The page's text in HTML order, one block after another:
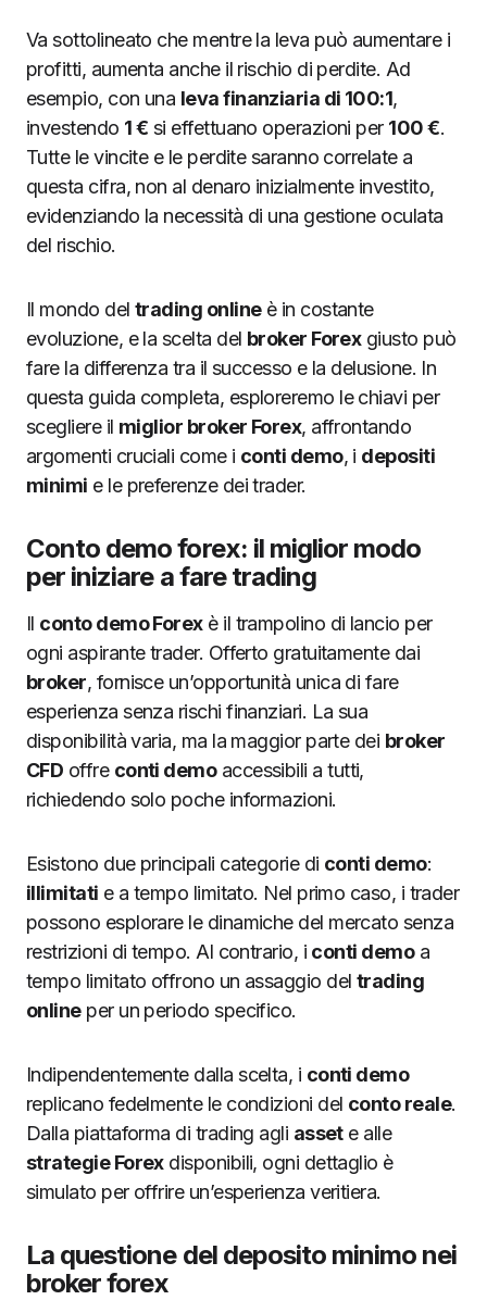
Va sottolineato che mentre la leva può aumentare i
profitti, aumenta anche il rischio di perdite. Ad
esempio, con una leva finanziaria di 100:1,
investendo 1 € si effettuano operazioni per 100 €.
Tutte le vincite e le perdite saranno correlate a
questa cifra, non al denaro inizialmente investito,
evidenziando la necessità di una gestione oculata
del rischio.
Il mondo del trading onlineè in costante
evoluzione, e la scelta del broker Forexgiusto può
fare la differenza tra il successo e la delusione. In
questa guida completa, esploreremo le chiavi per
scegliere il miglior broker Forex, affrontando
argomenti cruciali come i conti demo, i depositi
minimi e le preferenze dei trader.
Conto demo forex: il miglior modo
per iniziare a fare trading
Il conto demo Forexè il trampolino di lancio per
ogni aspirante trader. Offerto gratuitamente dai
broker, fornisce un’opportunità unica di fare
esperienza senza rischi finanziari. La sua
disponibilità varia, ma la maggior parte dei broker
CFD offre conti demoaccessibili a tutti,
richiedendo solo poche informazioni.
Esistono due principali categorie di conti demo:
illimitati e a tempo limitato. Nel primo caso, i trader
possono esplorare le dinamiche del mercato senza
restrizioni di tempo. Al contrario, i conti demoa
tempo limitato offrono un assaggio del trading
onlineper un periodo specifico.
Indipendentemente dalla scelta, i conti demo
replicano fedelmente le condizioni del conto reale.
Dalla piattaforma di trading agli assete alle
strategie Forexdisponibili, ogni dettaglio è
simulato per offrire un’esperienza veritiera.
La questione del deposito minimo nei
broker forex